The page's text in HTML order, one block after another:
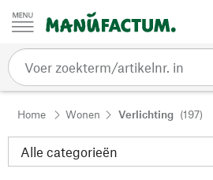
Passer au contenu
Home Wonen Verlichting (197)